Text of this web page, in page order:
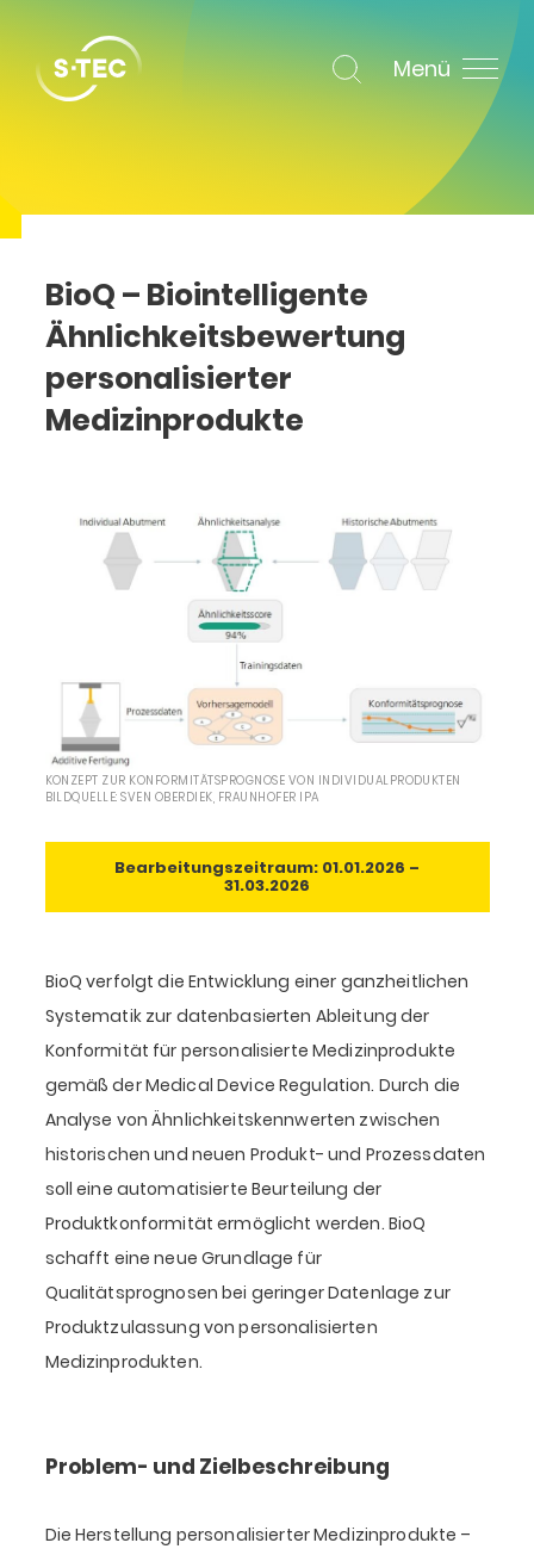
Menü
BioQ – Biointelligente
Ähnlichkeitsbewertung
personalisierter
Medizinprodukte
KONZEPT ZUR KONFORMITÄTSPROGNOSE VON INDIVIDUALPRODUKTEN
BILDQUELLE: SVEN OBERDIEK, FRAUNHOFER IPA
Bearbeitungszeitraum: 01.01.2026 –
31.03.2026
BioQ verfolgt die Entwicklung einer ganzheitlichen
Systematik zur datenbasierten Ableitung der
Konformität für personalisierte Medizinprodukte
gemäß der Medical Device Regulation. Durch die
Analyse von Ähnlichkeitskennwerten zwischen
historischen und neuen Produkt- und Prozessdaten
soll eine automatisierte Beurteilung der
Produktkonformität ermöglicht werden. BioQ
schafft eine neue Grundlage für
Qualitätsprognosen bei geringer Datenlage zur
Produktzulassung von personalisierten
Medizinprodukten.
Problem- und Zielbeschreibung
Die Herstellung personalisierter Medizinprodukte –